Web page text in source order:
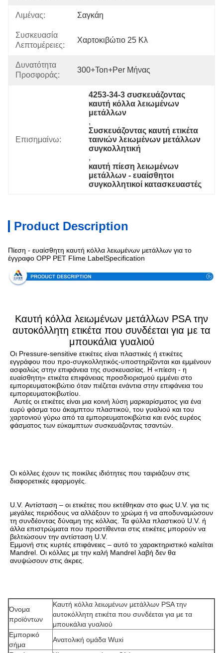
Λιμένας: Σαγκάη
Συσκευασία
Λεπτομέρειες:
Χαρτοκιβώτιο 25 Κλ
Δυνατότητα
Προσφοράς:
300+Ton+per Μήνας
Επισημαίνω:
4253-34-3 συσκευάζοντας
καυτή κόλλα λειωμένων
μετάλλων
,
Συσκευάζοντας καυτή ετικέτα
ταινιών λειωμένων μετάλλων
συγκολλητική
,
καυτή πίεση λειωμένων
μετάλλων - ευαίσθητοι
συγκολλητικοί κατασκευαστές
Product Description
Πίεση - ευαίσθητη καυτή κόλλα λειωμένων μετάλλων για το
έγγραφο OPP PET Flime LabelSpecification
Καυτή κόλλα λειωμένων μετάλλων PSA την
αυτοκόλλητη ετικέτα που συνδέεται για με τα
μπουκάλια γυαλιού
Οι Pressure-sensitive ετικέτες είναι πλαστικές ή ετικέτες
εγγράφου που προ-συγκολλητικός-υποστηρίζονται και εμμένουν
ασφαλώς στην επιφάνεια της συσκευασίας. Η «πίεση - η
ευαίσθητη» ετικέτα επιφάνειας προσδιορισμού εμμένει στο
εμπορευματοκιβώτιο όταν πιέζεται ενάντια στην επιφάνεια του
εμπορευματοκιβωτίου.
ευρύ φάσμα του άκαμπτου πλαστικού, του γυαλιού και του
χαρτονιού γύρω από τα εμπορευματοκιβώτια και ενός ευρέος
φάσματος των εύκαμπτων συσκευάζοντας τσαντών.
Οι κόλλες έχουν τις ποικίλες ιδιότητες που ταιριάζουν στις
διαφορετικές εφαρμογές.
U.V. Αντίσταση – οι ετικέτες που εκτέθηκαν στο φως U.V. για τις
μεγάλες περιόδους να αλλάξουν το χρώμα ή να αποδυναμώσουν
τη συνδέοντας δύναμη της κόλλας. Τα φύλλα πλαστικού U.V. ή
άλλα επιστρώματα που προστίθενται στις ετικέτες μπορούν να
βελτιώσουν την αντίσταση U.V.
Εμμονή στις κυρτές επιφάνειες – αυτό το χαρακτηριστικό καλείται
Mandrel. Οι κόλλες με την καλή Mandrel λαβή δεν θα
ανυψώσουν στις άκρες.
Όνομα
προϊόντων
Καυτή κόλλα λειωμένων μετάλλων PSA την
αυτοκόλλητη ετικέτα που συνδέεται για με τα
μπουκάλια γυαλιού
Εμπορικό
σήμα
Ανατολική ομάδα Wuxi